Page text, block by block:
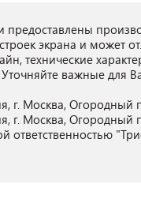
экрана и может
технические
важные для
г. Москва, Огородный
г. Москва, Огородный
ответственностью